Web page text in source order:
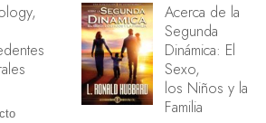
Acerca de la
Segunda
Dinámica: El
Sexo,
los Niños y la
Familia